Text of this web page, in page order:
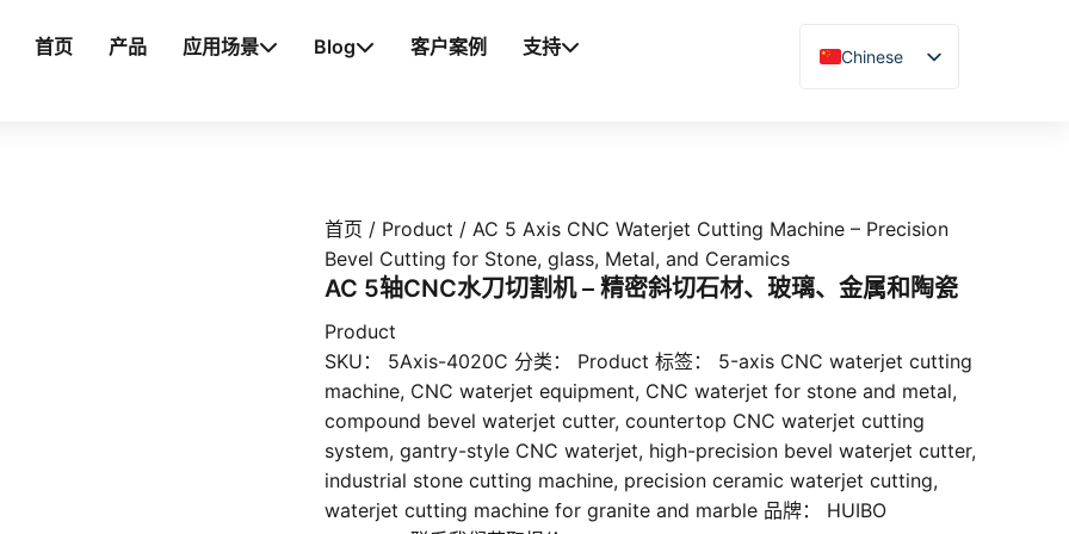
首页 产品 应用场景 Blog 客户案例 支持
Chinese
English
Arabic
Russian
Uzbek
Polish
Hindi
首页 / Product / AC 5 Axis CNC Waterjet Cutting Machine – Precision
Bevel Cutting for Stone, glass, Metal, and Ceramics
AC 5轴CNC水刀切割机 – 精密斜切石材、玻璃、金属和陶瓷
Product
SKU： 5Axis-4020C 分类： Product 标签： 5-axis CNC waterjet cutting
machine, CNC waterjet equipment, CNC waterjet for stone and metal,
compound bevel waterjet cutter, countertop CNC waterjet cutting
system, gantry-style CNC waterjet, high-precision bevel waterjet cutter,
industrial stone cutting machine, precision ceramic waterjet cutting,
waterjet cutting machine for granite and marble 品牌： HUIBO